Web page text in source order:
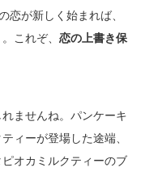
恋が新しく始まれば、
これぞ、 恋の上書き保
ませんね。パンケーキ
ィーが登場した途端、
オカミルクティーのブ